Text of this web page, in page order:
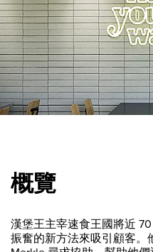
概覽
漢堡王主宰速食王國將近
振奮的新方法來吸引顧客